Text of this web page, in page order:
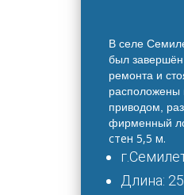
В селе
был завершён
ремонта и
расположены
приводом,
фирменный
стен 5,5 м.
Длина: 25